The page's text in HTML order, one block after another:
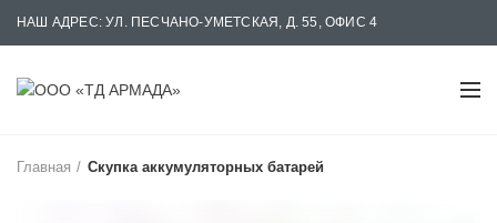
НАШ АДРЕС: УЛ. ПЕСЧАНО-УМЕТСКАЯ, Д. 55, ОФИС 4
Главная Скупка аккумуляторных батарей